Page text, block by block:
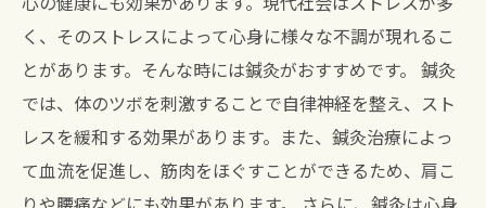
く、そのストレスによって心身に様々な不調が現れるこ
とがあります。そんな時には鍼灸がおすすめです。 鍼灸
では、体のツボを刺激することで自律神経を整え、スト
レスを緩和する効果があります。また、鍼灸治療によっ
て血流を促進し、筋肉をほぐすことができるため、肩こ